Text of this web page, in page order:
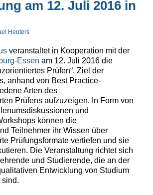
am 12. Juli 2016 in
Heuters
veranstaltet in Kooperation mit der
Essen am 12. Juli 2016 die
Prüfen“. Ziel der
anhand von Best Practice-
Arten des
Prüfens aufzuzeigen. In Form von
und
können die
Teilnehmer ihr Wissen über
Prüfungsformate vertiefen und sie
Die Veranstaltung richtet sich
und Studierende, die an der
Entwicklung von Studium
sind.